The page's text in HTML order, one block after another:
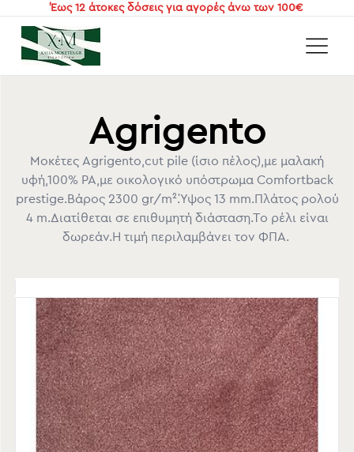
Έως 12 άτοκες δόσεις για αγορές άνω των 100€
Αρχική
Μοκέτες Βιοκαρπέτ
Agrigento
Μοκέτες Agrigento,cut pile (ίσιο πέλος),με μαλακή
υφή,100% PA,με οικολογικό υπόστρωμα Comfortback
prestige.Βάρος 2300 gr/m².Ύψος 13 mm.Πλάτος ρολού
4 m.Διατίθεται σε επιθυμητή διάσταση.Το ρέλι είναι
δωρεάν.Η τιμή περιλαμβάνει τον ΦΠΑ.